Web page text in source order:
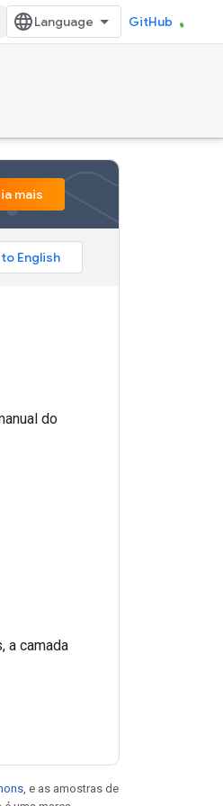
GitHub
mais
do
a camada
, e as amostras de